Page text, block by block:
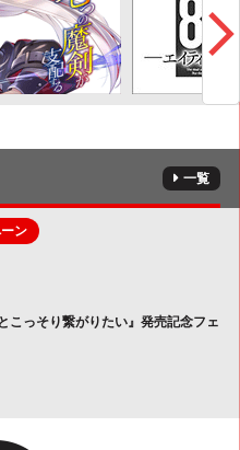
一覧
ン
こっそり繋がりたい』発売記念フェ